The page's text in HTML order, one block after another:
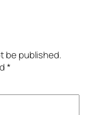
be published.
*